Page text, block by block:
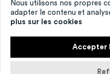
Contacts
Mentions légales
Crédits
Nous utilisons nos propres
adapter le contenu et
plus sur les cookies
Accepter